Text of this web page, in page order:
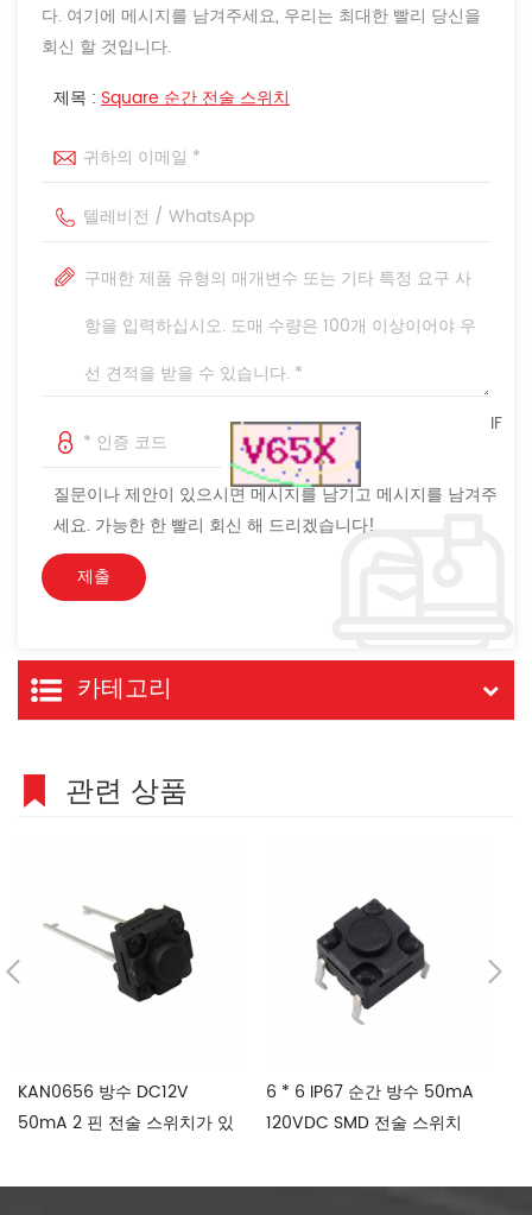
다. 여기에 메시지를 남겨주세요, 우리는 최대한 빨리 당신을
회신 할 것입니다.
제목 : Square 순간 전술 스위치
IF
질문이나 제안이 있으시면 메시지를 남기고 메시지를 남겨주
세요. 가능한 한 빨리 회신 해 드리겠습니다!
카테고리
관련 상품
KAN0656 방수 DC12V
50mA 2 핀 전술 스위치가 있
6 * 6 IP67 순간 방수 50mA
120VDC SMD 전술 스위치